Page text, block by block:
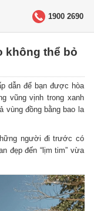
1900 2690
không thể bỏ
dẫn để bạn được hòa
vũng vịnh trong xanh
vùng đồng bằng bao la
người đi trước có
đẹp đến “lịm tim” vừa